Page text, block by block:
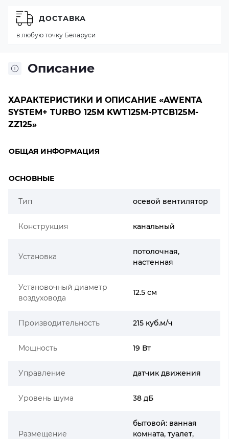
Описание
ХАРАКТЕРИСТИКИ И ОПИСАНИЕ «AWENTA
SYSTEM+ TURBO 125M KWT125M-PTCB125M-
ZZ125»
ОБЩАЯ ИНФОРМАЦИЯ
ОСНОВНЫЕ
Тип осевой вентилятор
Конструкция канальный
Установка
потолочная,
настенная
Установочный диаметр
воздуховода
12.5 см
Производительность 215 куб.м/ч
Мощность 19 Вт
Управление датчик движения
Уровень шума 38 дБ
Размещение
бытовой: ванная
комната, туалет,
ДОСТАВКА
в любую точку Беларуси